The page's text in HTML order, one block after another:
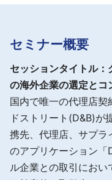
セミナー概要
セッションタイトル
の海外企業の選定と
国内で唯一の代理店
ドストリート(D&B)が
携先、代理店、サプラ
のアプリケーション
ル企業との取引にお